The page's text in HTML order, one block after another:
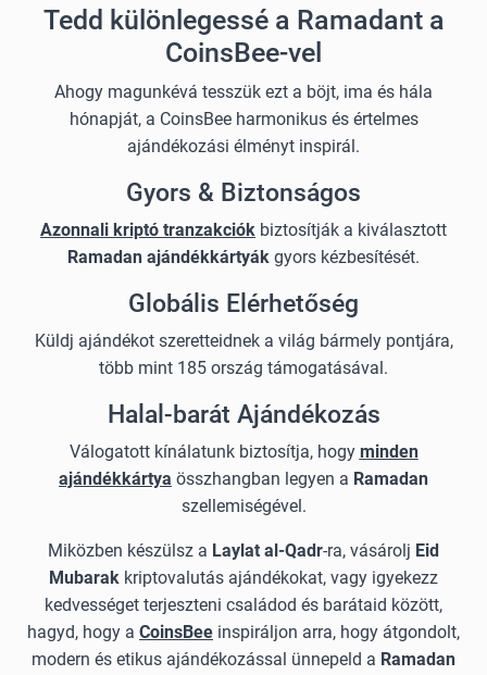
Tedd különlegessé a Ramadant a
CoinsBee-vel
Ahogy magunkévá tesszük ezt a böjt, ima és hála
hónapját, a CoinsBee harmonikus és értelmes
ajándékozási élményt inspirál.
Gyors & Biztonságos
Azonnali kriptó tranzakciók biztosítják a kiválasztott
Ramadan ajándékkártyák gyors kézbesítését.
Globális Elérhetőség
Küldj ajándékot szeretteidnek a világ bármely pontjára,
több mint 185 ország támogatásával.
Halal-barát Ajándékozás
Válogatott kínálatunk biztosítja, hogy minden
ajándékkártya összhangban legyen a Ramadan
szellemiségével.
Miközben készülsz a Laylat al-Qadr-ra, vásárolj Eid
Mubarak kriptovalutás ajándékokat, vagy igyekezz
kedvességet terjeszteni családod és barátaid között,
hagyd, hogy a CoinsBee inspiráljon arra, hogy átgondolt,
modern és etikus ajándékozással ünnepeld a Ramadan